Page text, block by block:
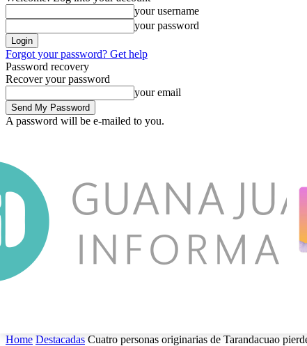
your username
your password
Forgot your password? Get help
Password recovery
Recover your password
your email
A password will be e-mailed to you.
Home Destacadas Cuatro personas originarias de Tarandacuao